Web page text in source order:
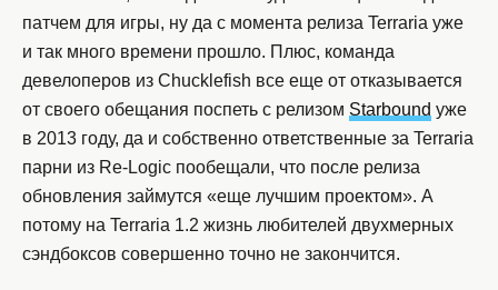
патчем для игры, ну да с момента релиза Terraria уже
и так много времени прошло. Плюс, команда
девелоперов из Chucklefish все еще от отказывается
от своего обещания поспеть с релизом Starbound уже
в 2013 году, да и собственно ответственные за Terraria
парни из Re-Logic пообещали, что после релиза
обновления займутся «еще лучшим проектом». А
потому на Terraria 1.2 жизнь любителей двухмерных
сэндбоксов совершенно точно не закончится.